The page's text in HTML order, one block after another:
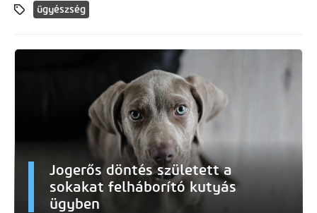
ügyészség
Jogerős döntés született a
sokakat felháborító kutyás
ügyben